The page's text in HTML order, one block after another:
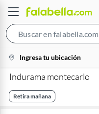
location-
icon
Ingresa tu ubicación
Indurama montecarlo
Retira mañana